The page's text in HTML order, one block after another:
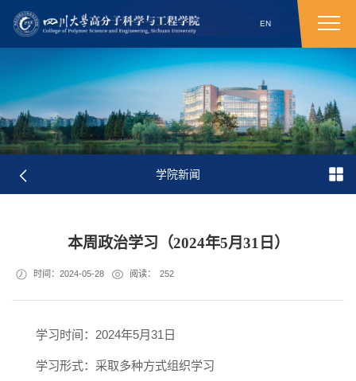
EN
学院新闻
本周政治学习（2024年5月31日）
时间：2024-05-28 阅读： 252
学习时间：2024年5月31日
学习形式：采取多种方式组织学习